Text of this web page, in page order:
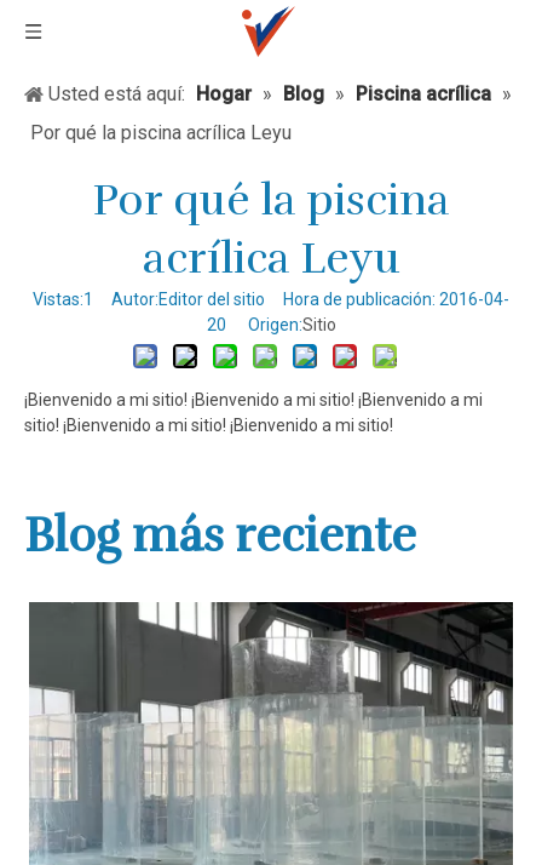
Usted está aquí: Hogar » Blog » Piscina acrílica »
Por qué la piscina acrílica Leyu
Por qué la piscina
acrílica Leyu
Vistas:1
Autor:Editor del sitio Hora de publicación: 2016-04-
20 Origen:Sitio
¡Bienvenido a mi sitio! ¡Bienvenido a mi sitio! ¡Bienvenido a mi
sitio! ¡Bienvenido a mi sitio! ¡Bienvenido a mi sitio!
Blog más reciente